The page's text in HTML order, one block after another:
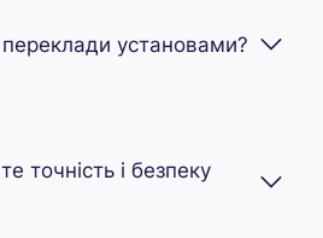
установами?
точність і безпеку